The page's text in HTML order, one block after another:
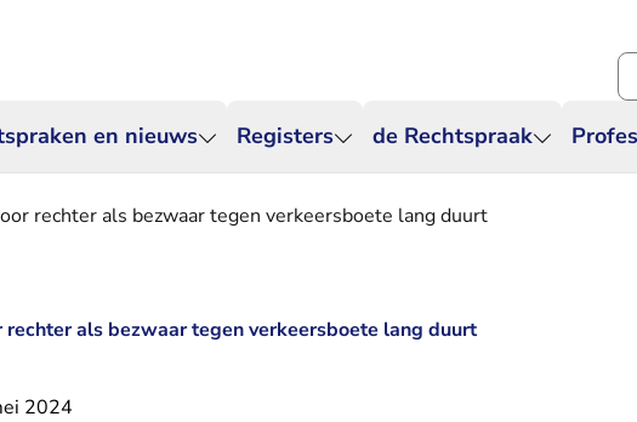
en nieuws Registers de Rechtspraak
rechter als bezwaar tegen verkeersboete lang duurt
rechter als bezwaar tegen verkeersboete lang duurt
2024